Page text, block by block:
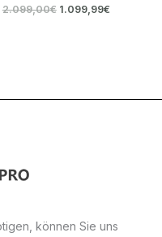
2.099,00€ 1.099,99€
können Sie uns